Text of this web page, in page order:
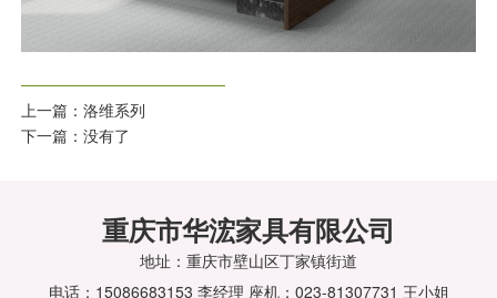
上一篇： 洛维系列
下一篇：没有了
重庆市华浤家具有限公司
地址：重庆市壁山区丁家镇街道
电话：15086683153 李经理 座机：023-81307731 王小姐